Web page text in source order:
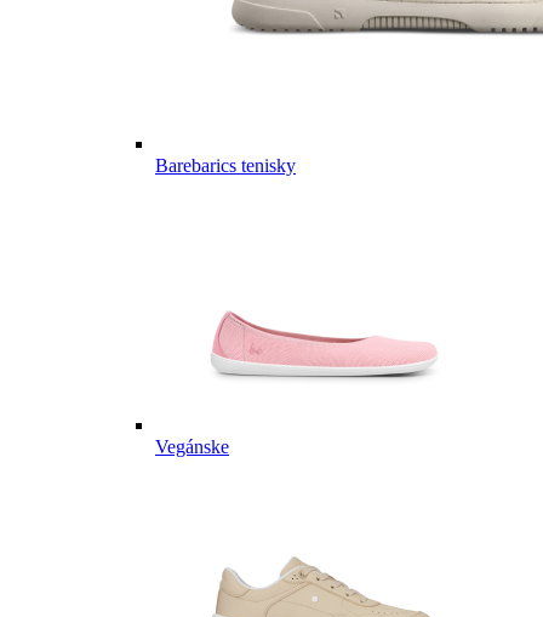
Barebarics tenisky
Vegánske